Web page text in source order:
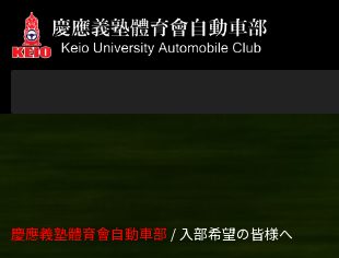
慶應義塾體育會自動車部 / 入部希望の皆様へ